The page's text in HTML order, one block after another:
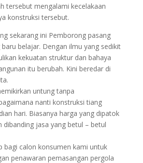
tersebut mengalami kecelakaan
konstruksi tersebut.
sekarang ini Pemborong pasang
belajar. Dengan ilmu yang sedikit
kekuatan struktur dan bahaya
itu berubah. Kini beredar di
untung tanpa
nanti konstruksi tiang
hari. Biasanya harga yang dipatok
dibanding jasa yang betul – betul
bagi calon konsumen kami untuk
penawaran pemasangan pergola